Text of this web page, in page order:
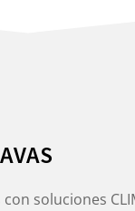
soluciones